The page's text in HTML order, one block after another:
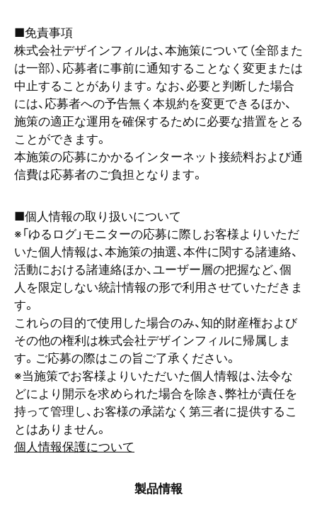
■免責事項
株式会社デザインフィルは、本施策について（全部また
は一部）、応募者に事前に通知することなく変更または
中止することがあります。なお、必要と判断した場合
には、応募者への予告無く本規約を変更できるほか、
施策の適正な運用を確保するために必要な措置をとる
ことができます。
本施策の応募にかかるインターネット接続料および通
信費は応募者のご負担となります。
■個人情報の取り扱いについて
※「ゆるログ」モニターの応募に際しお客様よりいただ
いた個人情報は、本施策の抽選、本件に関する諸連絡、
活動における諸連絡ほか、ユーザー層の把握など、個
人を限定しない統計情報の形で利用させていただきま
す。
これらの目的で使用した場合のみ、知的財産権および
その他の権利は株式会社デザインフィルに帰属しま
す。ご応募の際はこの旨ご了承ください。
※当施策でお客様よりいただいた個人情報は、法令な
どにより開示を求められた場合を除き、弊社が責任を
持って管理し、お客様の承諾なく第三者に提供するこ
とはありません。
個人情報保護について
製品情報